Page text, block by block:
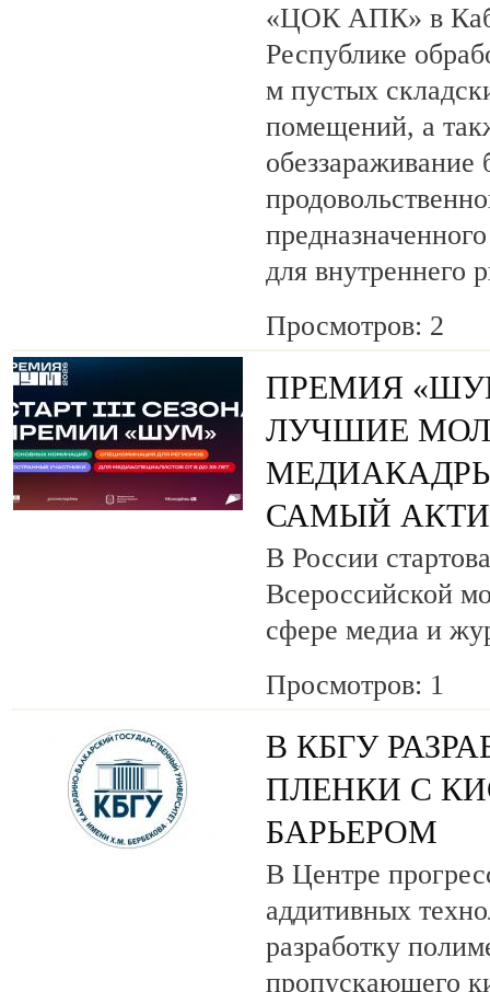
«ЦОК АПК» в
Республике
м пустых
помещений, а
обеззараживание
для внутреннего
Просмотров: 2
ПРЕМИЯ
ЛУЧШИЕ
САМЫЙ
В России
Всероссийской
сфере медиа и
Просмотров: 1
В КБГУ
ПЛЕНКИ С
БАРЬЕРОМ
В Центре
аддитивных
разработку
пропускающего